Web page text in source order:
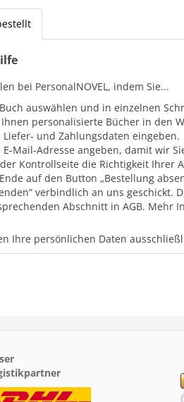
bei PersonalNOVEL, indem Sie...
auswählen und in einzelnen
personalisierte Bücher in den
Liefer- und Zahlungsdaten eingeben.
E-Mail-Adresse angeben, damit wir
Kontrollseite die Richtigkeit Ihrer
auf den Button „Bestellung
verbindlich an uns geschickt.
Abschnitt in AGB. Mehr
Ihre persönlichen Daten